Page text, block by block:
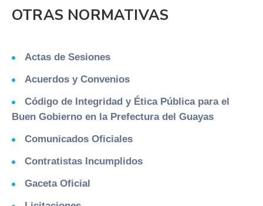
OTRAS NORMATIVAS
Actas de Sesiones
Acuerdos y Convenios
Código de Integridad y Ética Pública para el
Buen Gobierno en la Prefectura del Guayas
Comunicados Oficiales
Contratistas Incumplidos
Gaceta Oficial